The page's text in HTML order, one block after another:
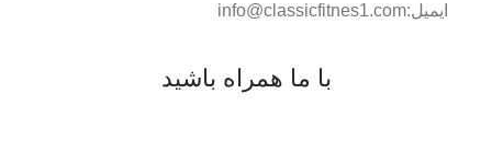
ایمیل:info@classicfitnes1.com
با ما همراه باشید